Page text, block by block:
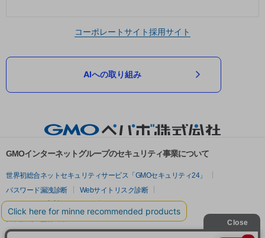
コーポレートサイト採用サイト
AIへの取り組み
GMOインターネットグループのセキュリティ事業について
世界初総合ネットセキュリティサービス「GMOセキュリティ24」
パスワード漏洩診断
Webサイトリスク診断
セキュリティ相談AIチャットボット
実在証明・盗聴対策
サイバー攻撃対策（GMOサイバーセキュリティ byイエラエ）